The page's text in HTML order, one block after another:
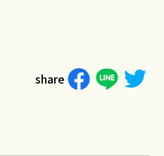
share